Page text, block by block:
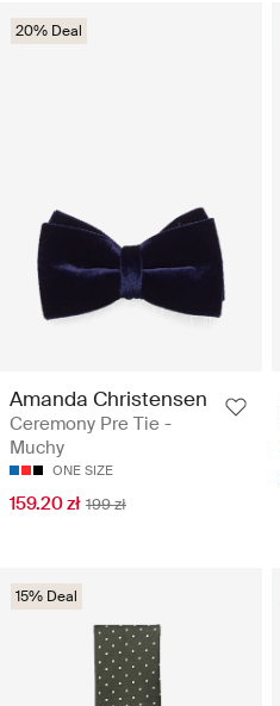
20% Deal
Amanda Christensen
Ceremony Pre Tie -
Muchy
ONE SIZE
159.20 zł 199 zł
15% Deal